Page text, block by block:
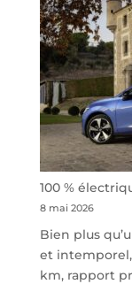
Charleroi
100 %
8 mai 2026
Bien plus
et
km, rapport